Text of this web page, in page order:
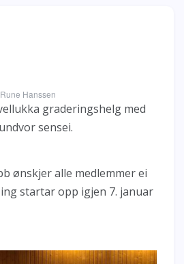
Rune Hanssen
graderingshelg med
sensei.
ønskjer alle medlemmer ei
startar opp igjen 7. januar